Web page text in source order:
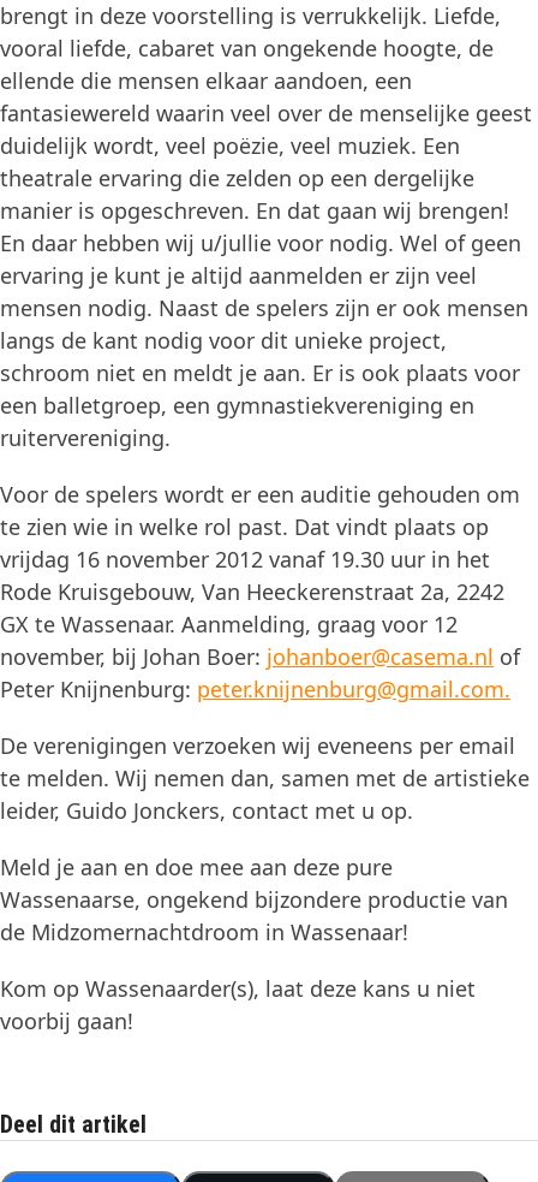
brengt in deze voorstelling is verrukkelijk. Liefde,
vooral liefde, cabaret van ongekende hoogte, de
ellende die mensen elkaar aandoen, een
fantasiewereld waarin veel over de menselijke geest
duidelijk wordt, veel poëzie, veel muziek. Een
theatrale ervaring die zelden op een dergelijke
manier is opgeschreven. En dat gaan wij brengen!
En daar hebben wij u/jullie voor nodig. Wel of geen
ervaring je kunt je altijd aanmelden er zijn veel
mensen nodig. Naast de spelers zijn er ook mensen
langs de kant nodig voor dit unieke project,
schroom niet en meldt je aan. Er is ook plaats voor
een balletgroep, een gymnastiekvereniging en
ruitervereniging.
Voor de spelers wordt er een auditie gehouden om
te zien wie in welke rol past. Dat vindt plaats op
vrijdag 16 november 2012 vanaf 19.30 uur in het
Rode Kruisgebouw, Van Heeckerenstraat 2a, 2242
GX te Wassenaar. Aanmelding, graag voor 12
november, bij Johan Boer: johanboer@casema.nl of
Peter Knijnenburg: peter.knijnenburg@gmail.com.
De verenigingen verzoeken wij eveneens per email
te melden. Wij nemen dan, samen met de artistieke
leider, Guido Jonckers, contact met u op.
Meld je aan en doe mee aan deze pure
Wassenaarse, ongekend bijzondere productie van
de Midzomernachtdroom in Wassenaar!
Kom op Wassenaarder(s), laat deze kans u niet
voorbij gaan!
Deel dit artikel